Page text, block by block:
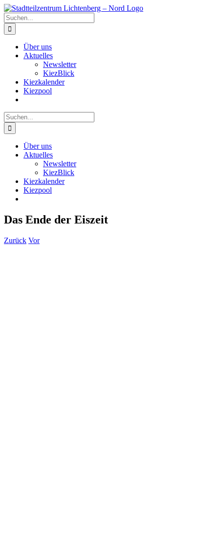
Zum
Inhalt
springen
Suche
nach:
Über uns
Aktuelles
Newsletter
KiezBlick
Kiezkalender
Kiezpool
Suche
nach:
Über uns
Aktuelles
Newsletter
KiezBlick
Kiezkalender
Kiezpool
Das Ende der Eiszeit
Zurück Vor